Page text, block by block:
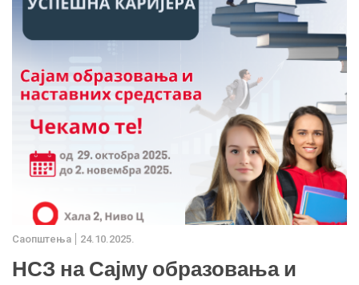
Саопштења 24.10.2025.
НСЗ на Сајму образовања и